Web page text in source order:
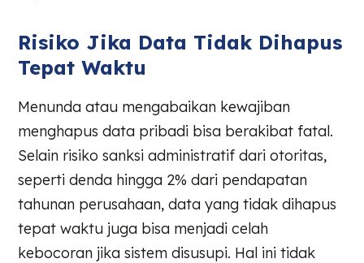
Risiko Jika Data Tidak Dihapus
Tepat Waktu
Menunda atau mengabaikan kewajiban
menghapus data pribadi bisa berakibat fatal.
Selain risiko sanksi administratif dari otoritas,
seperti denda hingga 2% dari pendapatan
tahunan perusahaan, data yang tidak dihapus
tepat waktu juga bisa menjadi celah
kebocoran jika sistem disusupi. Hal ini tidak